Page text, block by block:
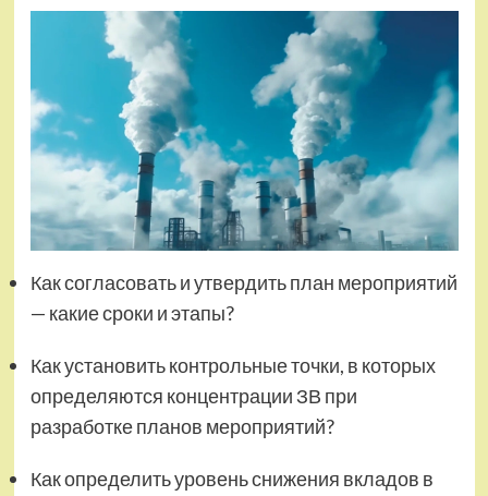
Как согласовать и утвердить план мероприятий
— какие сроки и этапы?
Как установить контрольные точки, в которых
определяются концентрации ЗВ при
разработке планов мероприятий?
Как определить уровень снижения вкладов в